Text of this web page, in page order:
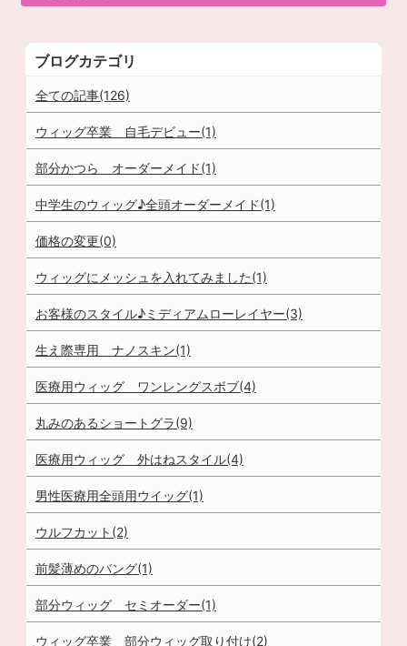
ブログカテゴリ
全ての記事(126)
ウィッグ卒業 自毛デビュー(1)
部分かつら オーダーメイド(1)
中学生のウィッグ♪全頭オーダーメイド(1)
価格の変更(0)
ウィッグにメッシュを入れてみました(1)
お客様のスタイル♪ミディアムローレイヤー(3)
生え際専用 ナノスキン(1)
医療用ウィッグ ワンレングスボブ(4)
丸みのあるショートグラ(9)
医療用ウィッグ 外はねスタイル(4)
男性医療用全頭用ウイッグ(1)
ウルフカット(2)
前髪薄めのバング(1)
部分ウィッグ セミオーダー(1)
ウィッグ卒業 部分ウィッグ取り付け(2)